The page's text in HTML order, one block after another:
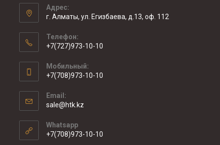
Адрес:
г. Алматы, ул. Егизбаева, д.13, оф. 112
Телефон:
+7(727)973-10-10
Мобильный:
+7(708)973-10-10
Email:
sale@htk.kz
Whatsapp
+7(708)973-10-10